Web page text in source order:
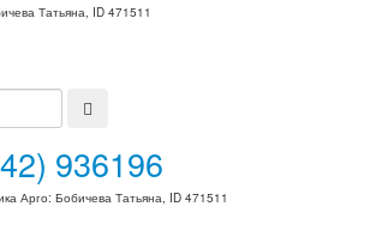
Татьяна, ID 471511
936196
Арго: Бобичева Татьяна, ID 471511